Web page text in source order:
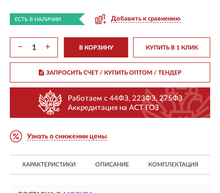
ЕСТЬ В НАЛИЧИИ Добавить к сравнению
− + В КОРЗИНУ КУПИТЬ В 1 КЛИК
ЗАПРОСИТЬ СЧЕТ / КУПИТЬ ОПТОМ/ ТЕНДЕР
Работаем с 44ФЗ, 223ФЗ, 275ФЗ
Аккредитация на АСТ ГОЗ
Узнать о снижении цены
ХАРАКТЕРИСТИКИ ОПИСАНИЕ КОМПЛЕКТАЦИЯ